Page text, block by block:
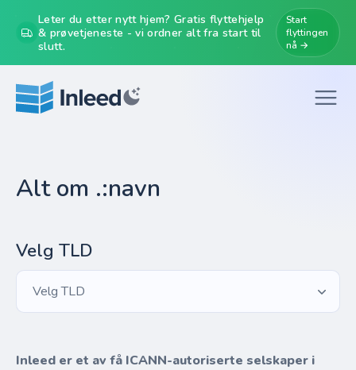
Leter du etter nytt hjem? Gratis flyttehjelp
& prøvetjeneste - vi ordner alt fra start til
slutt.
Start
flyttingen
nå →
Alt om .:navn
Velg TLD
Velg TLD
Inleed er et av få ICANN-autoriserte selskaper i